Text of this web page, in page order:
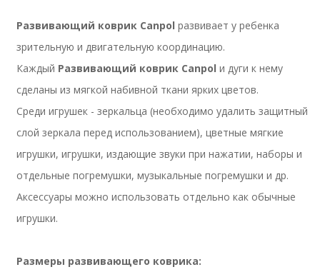
Развивающий коврик Canpol развивает у ребенка
зрительную и двигательную координацию.
Каждый Развивающий коврик Canpol и дуги к нему
сделаны из мягкой набивной ткани ярких цветов.
Среди игрушек - зеркальца (необходимо удалить защитный
слой зеркала перед использованием), цветные мягкие
игрушки, игрушки, издающие звуки при нажатии, наборы и
отдельные погремушки, музыкальные погремушки и др.
Аксессуары можно использовать отдельно как обычные
игрушки.
Размеры развивающего коврика: